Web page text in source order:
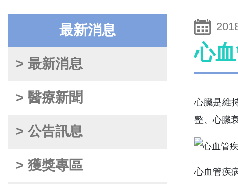
最新消息
> 最新消息
> 醫療新聞
> 公告訊息
> 獲獎專區
心
心臟是維
整、心臟
心血管疾